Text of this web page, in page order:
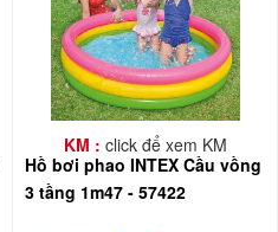
KM : click để xem KM
Hồ bơi phao INTEX Cầu vồng
3 tầng 1m47 - 57422